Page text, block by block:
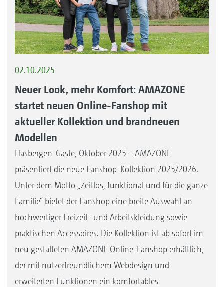
02.10.2025
Neuer Look, mehr Komfort: AMAZONE
startet neuen Online-Fanshop mit
aktueller Kollektion und brandneuen
Modellen
Hasbergen-Gaste, Oktober 2025 – AMAZONE
präsentiert die neue Fanshop-Kollektion 2025/2026.
Unter dem Motto „Zeitlos, funktional und für die ganze
Familie“ bietet der Fanshop eine breite Auswahl an
hochwertiger Freizeit- und Arbeitskleidung sowie
praktischen Accessoires. Die Kollektion ist ab sofort im
neu gestalteten AMAZONE Online-Fanshop erhältlich,
der mit nutzerfreundlichem Webdesign und
erweiterten Funktionen ein komfortables